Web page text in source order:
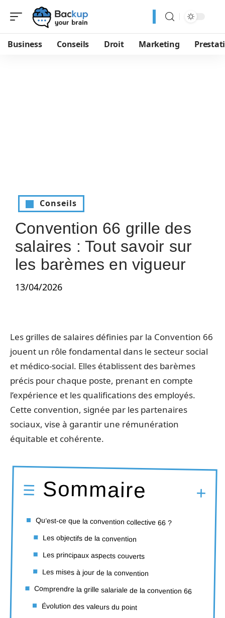
Business Conseils Droit Marketing
Conseils
Convention 66 grille des
salaires : Tout savoir sur
les barèmes en vigueur
13/04/2026
Les grilles de salaires définies par la Convention 66
jouent un rôle fondamental dans le secteur social
et médico-social. Elles établissent des barèmes
précis pour chaque poste, prenant en compte
l’expérience et les qualifications des employés.
Cette convention, signée par les partenaires
sociaux, vise à garantir une rémunération
équitable et cohérente.
Sommaire
Qu’est-ce que la convention collective 66 ?
Les objectifs de la convention
Les principaux aspects couverts
Les mises à jour de la convention
Comprendre la grille salariale de la convention 66
Évolution des valeurs du point